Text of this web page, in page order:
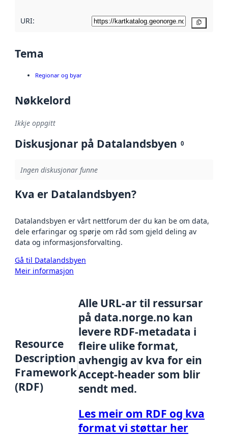
URI:
Tema
Regionar og byar
Nøkkelord
Ikkje oppgitt
Diskusjonar på Datalandsbyen 0
Ingen diskusjonar funne
Kva er Datalandsbyen?
Datalandsbyen er vårt nettforum der du kan be om data,
dele erfaringar og spørje om råd som gjeld deling av
data og informasjonsforvalting.
Gå til Datalandsbyen
Meir informasjon
Resource
Description
Framework
(RDF)
Alle URL-ar til ressursar
på data.norge.no kan
levere RDF-metadata i
fleire ulike format,
avhengig av kva for ein
Accept-header som blir
sendt med.
Les meir om RDF og kva
format vi støttar her